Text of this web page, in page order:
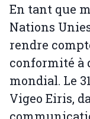
En tant que
Nations
rendre
conformité à
mondial. Le
Vigeo Eiris,